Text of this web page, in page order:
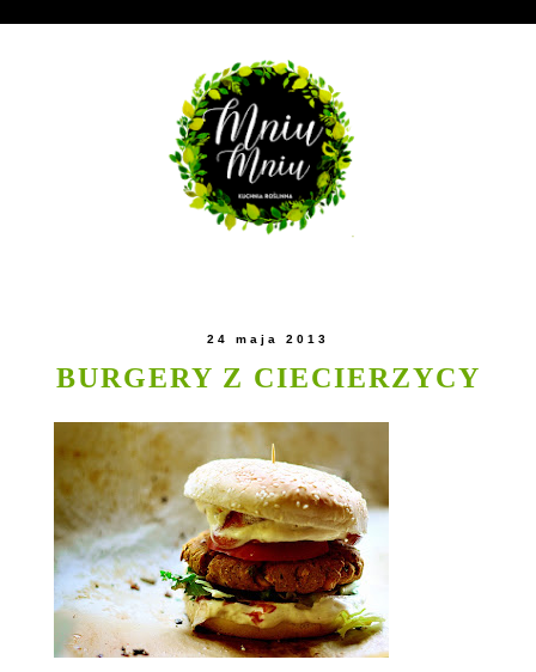
24 maja 2013
BURGERY Z CIECIERZYCY